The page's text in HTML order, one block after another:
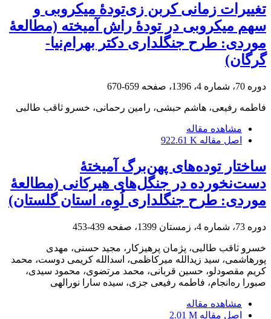
تغییرات زمانی کربن زی‌تودۀ میکروبی و
سهم میکروبی در تودۀ راش آمیخته (مطالعۀ
موردی: طرح جنگلداری دکتر بهرام‌نیا-
گرگان)
دوره 70، شماره 4، 1396، صفحه 659-670
فاطمه رفیعی، هاشم حبشی، رامین رحمانی، خسرو ثاقب طالبی
مشاهده مقاله
اصل مقاله 922.61 K
ساختار توده‌های پهن‌برگ آمیختۀ
دست‌نخورده در جنگل‌های هیرکانی (مطالعۀ
موردی: طرح جنگلداری لُوِه، استان گلستان)
دوره 73، شماره 4، زمستان 1399، صفحه 439-453
خسرو ثاقب طالبی، پژمان پرهیزکار، مجید حسنی، مهدی
پورهاشمی، سید زیدالله میرکاظمی، اسدالله کریمی دوست، محمد
کریم مقصودلو، حسین قربانی، محمد مرتضوی، محمود سیدی،
صبورا ره‌انجام، فاطمه رفیعی جزی، سیده سارا نورالهی
مشاهده مقاله
اصل مقاله 2.01 M